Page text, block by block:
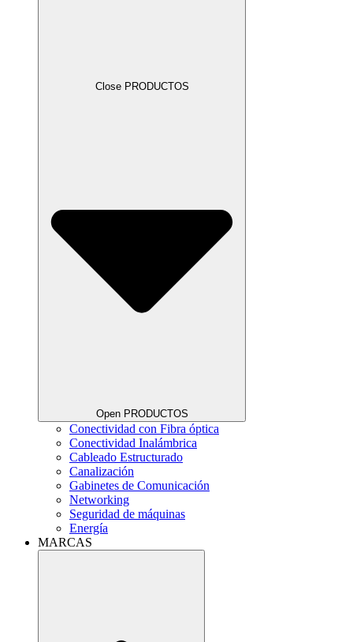
Close PRODUCTOS
Open PRODUCTOS
Conectividad con Fibra óptica
Conectividad Inalámbrica
Cableado Estructurado
Canalización
Gabinetes de Comunicación
Networking
Seguridad de máquinas
Energía
MARCAS